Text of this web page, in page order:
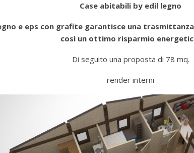
Case abitabili by edil legno
e eps con grafite garantisce una
così un ottimo risparmio
Di seguito una proposta di 78 mq.
render interni